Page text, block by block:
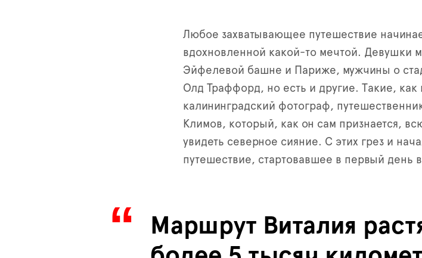
Любое захватывающее путешествие
вдохновленной какой-то мечтой. Девушки
Эйфелевой башне и Париже, мужчины о
Олд Траффорд, но есть и другие. Такие, как
калининградский фотограф,
Климов, который, как он сам признается,
увидеть северное сияние. С этих грез и
путешествие, стартовавшее в первый день
Маршрут Виталия